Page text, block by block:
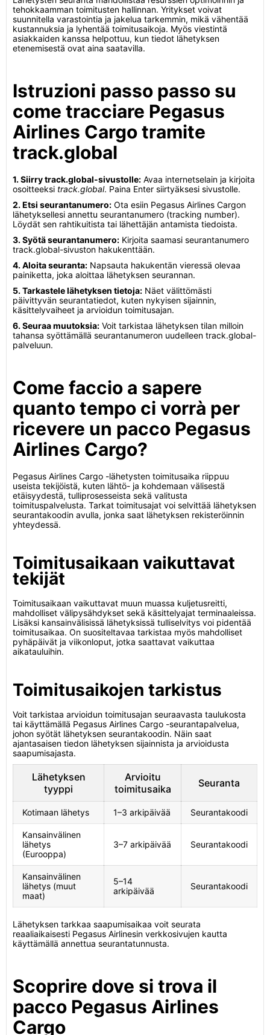
tehokkaamman toimitusten hallinnan. Yritykset voivat
suunnitella varastointia ja jakelua tarkemmin, mikä vähentää
kustannuksia ja lyhentää toimitusaikoja. Myös viestintä
asiakkaiden kanssa helpottuu, kun tiedot lähetyksen
etenemisestä ovat aina saatavilla.
Istruzioni passo passo su
come tracciare Pegasus
Airlines Cargo tramite
track.global
1. Siirry track.global-sivustolle: Avaa internetselain ja kirjoita
osoitteeksi track.global. Paina Enter siirtyäksesi sivustolle.
2. Etsi seurantanumero: Ota esiin Pegasus Airlines Cargon
lähetyksellesi annettu seurantanumero (tracking number).
Löydät sen rahtikuitista tai lähettäjän antamista tiedoista.
3. Syötä seurantanumero: Kirjoita saamasi seurantanumero
track.global-sivuston hakukenttään.
4. Aloita seuranta: Napsauta hakukentän vieressä olevaa
painiketta, joka aloittaa lähetyksen seurannan.
5. Tarkastele lähetyksen tietoja: Näet välittömästi
päivittyvän seurantatiedot, kuten nykyisen sijainnin,
käsittelyvaiheet ja arvioidun toimitusajan.
6. Seuraa muutoksia: Voit tarkistaa lähetyksen tilan milloin
tahansa syöttämällä seurantanumeron uudelleen track.global-
palveluun.
Come faccio a sapere
quanto tempo ci vorrà per
ricevere un pacco Pegasus
Airlines Cargo?
Pegasus Airlines Cargo -lähetysten toimitusaika riippuu
useista tekijöistä, kuten lähtö- ja kohdemaan välisestä
etäisyydestä, tulliprosesseista sekä valitusta
toimituspalvelusta. Tarkat toimitusajat voi selvittää lähetyksen
seurantakoodin avulla, jonka saat lähetyksen rekisteröinnin
yhteydessä.
Toimitusaikaan vaikuttavat
tekijät
Toimitusaikaan vaikuttavat muun muassa kuljetusreitti,
mahdolliset välipysähdykset sekä käsittelyajat terminaaleissa.
Lisäksi kansainvälisissä lähetyksissä tulliselvitys voi pidentää
toimitusaikaa. On suositeltavaa tarkistaa myös mahdolliset
pyhäpäivät ja viikonloput, jotka saattavat vaikuttaa
aikatauluihin.
Toimitusaikojen tarkistus
Voit tarkistaa arvioidun toimitusajan seuraavasta taulukosta
tai käyttämällä Pegasus Airlines Cargo -seurantapalvelua,
johon syötät lähetyksen seurantakoodin. Näin saat
ajantasaisen tiedon lähetyksen sijainnista ja arvioidusta
saapumisajasta.
Lähetyksen
tyyppi
Arvioitu
toimitusaika
Seuranta
Kotimaan lähetys 1–3 arkipäivää Seurantakoodi
Kansainvälinen
lähetys
(Eurooppa)
3–7 arkipäivää Seurantakoodi
Kansainvälinen
lähetys (muut
maat)
5–14
arkipäivää
Seurantakoodi
Lähetyksen tarkkaa saapumisaikaa voit seurata
reaaliaikaisesti Pegasus Airlinesin verkkosivujen kautta
käyttämällä annettua seurantatunnusta.
Scoprire dove si trova il
pacco Pegasus Airlines
Cargo